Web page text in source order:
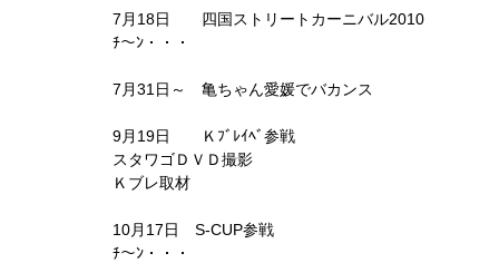
7月18日 四国ストリートカーニバル2010
ﾁ～ﾝ・・・
7月31日～ 亀ちゃん愛媛でバカンス
9月19日 Ｋﾌﾞﾚｲﾍﾞ参戦
スタワゴＤＶＤ撮影
Ｋブレ取材
10月17日 S-CUP参戦
ﾁ～ﾝ・・・